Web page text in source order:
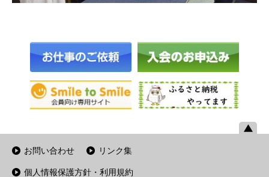
お問い合わせ リンク集
個人情報保護方針・利用規約